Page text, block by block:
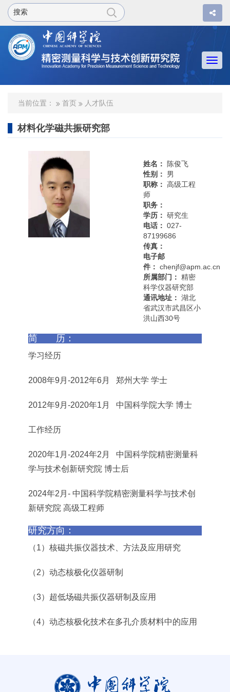
当前位置： 首页 人才队伍
材料化学磁共振研究部
姓名：
陈俊飞
性别：
男
职称： 高级工程
师
职务：
学历： 研究生
电话： 027-
87199686
传真：
电子邮
件： chenjf@apm.ac.cn
所属部门： 精密
科学仪器研究部
通讯地址： 湖北
省武汉市武昌区小
洪山西30号
简 历：
学习经历
2008年9月-2012年6月 郑州大学 学士
2012年9月-2020年1月 中国科学院大学 博士
工作经历
2020年1月-2024年2月 中国科学院精密测量科
学与技术创新研究院 博士后
2024年2月- 中国科学院精密测量科学与技术创
新研究院 高级工程师
研究方向：
（1）核磁共振仪器技术、方法及应用研究
（2）动态核极化仪器研制
（3）超低场磁共振仪器研制及应用
（4）动态核极化技术在多孔介质材料中的应用